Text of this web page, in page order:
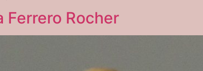
Ferrero Rocher